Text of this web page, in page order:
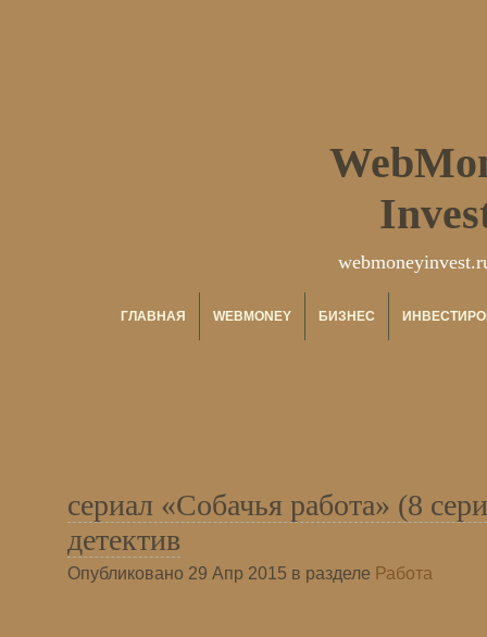
ГЛАВНАЯ WEBMONEY БИЗНЕС
сериал «Собачья работа» (8
детектив
Опубликовано 29 Апр 2015 в разделе Работа